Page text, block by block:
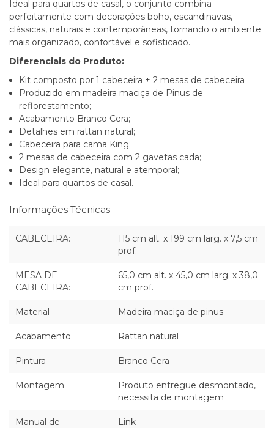
Ideal para quartos de casal, o conjunto combina
perfeitamente com decorações boho, escandinavas,
clássicas, naturais e contemporâneas, tornando o ambiente
mais organizado, confortável e sofisticado.
Diferenciais do Produto:
Kit composto por 1 cabeceira + 2 mesas de cabeceira
Produzido em madeira maciça de Pinus de
reflorestamento;
Acabamento Branco Cera;
Detalhes em rattan natural;
Cabeceira para cama King;
2 mesas de cabeceira com 2 gavetas cada;
Design elegante, natural e atemporal;
Ideal para quartos de casal.
Informações Técnicas
CABECEIRA:
115 cm alt. x 199 cm larg. x 7,5 cm
prof.
MESA DE
CABECEIRA:
65,0 cm alt. x 45,0 cm larg. x 38,0
cm prof.
Material Madeira maciça de pinus
Acabamento Rattan natural
Pintura Branco Cera
Montagem
Produto entregue desmontado,
necessita de montagem
Manual de
Link